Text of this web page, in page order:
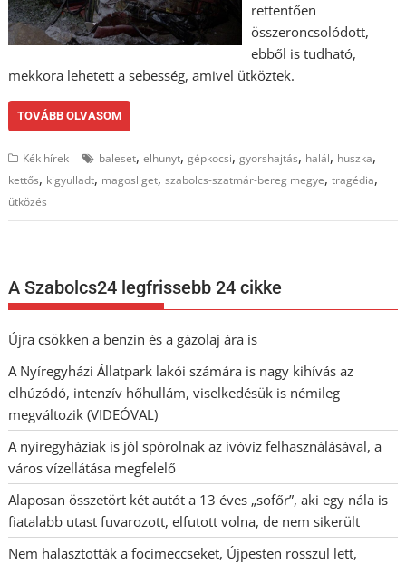
rettentően
összeroncsolódott,
ebből is tudható,
mekkora lehetett a sebesség, amivel ütköztek.
TOVÁBB OLVASOM
Kék hírek baleset,elhunyt,gépkocsi,gyorshajtás, halál, huszka,
kettős, kigyulladt, magosliget,szabolcs-szatmár-bereg megye,tragédia,
ütközés
A Szabolcs24 legfrissebb 24 cikke
Újra csökken a benzin és a gázolaj ára is
A Nyíregyházi Állatpark lakói számára is nagy kihívás az
elhúzódó, intenzív hőhullám, viselkedésük is némileg
megváltozik (VIDEÓVAL)
A nyíregyháziak is jól spórolnak az ivóvíz felhasználásával, a
város vízellátása megfelelő
Alaposan összetört két autót a 13 éves „sofőr”, aki egy nála is
fiatalabb utast fuvarozott, elfutott volna, de nem sikerült
Nem halasztották a focimeccseket, Újpesten rosszul lett,